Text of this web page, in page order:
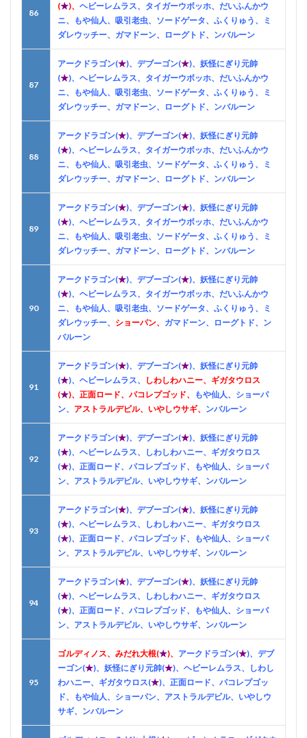
86
(★)、 ヘビーレムラス、タイガーウボッホ、だいふんかウ
ニ、もや仙人、吸引老虫、ソードゲータ、ふくりゅう、ミ
ダレウッチー、ガマドーン、ローグトド、ンバルーン
87
アークドラゴン(★)、デブーゴン(★)、妖怪にぎり元帥
(★)、ヘビーレムラス、タイガーウボッホ、だいふんかウ
ニ、もや仙人、吸引老虫、ソードゲータ、ふくりゅう、ミ
ダレウッチー、ガマドーン、ローグトド、ンバルーン
88
アークドラゴン(★)、デブーゴン(★)、妖怪にぎり元帥
(★)、ヘビーレムラス、タイガーウボッホ、だいふんかウ
ニ、もや仙人、吸引老虫、ソードゲータ、ふくりゅう、ミ
ダレウッチー、ガマドーン、ローグトド、ンバルーン
89
アークドラゴン(★)、デブーゴン(★)、妖怪にぎり元帥
(★)、ヘビーレムラス、タイガーウボッホ、だいふんかウ
ニ、もや仙人、吸引老虫、ソードゲータ、ふくりゅう、ミ
ダレウッチー、ガマドーン、ローグトド、ンバルーン
90
アークドラゴン(★)、デブーゴン(★)、妖怪にぎり元帥
(★)、ヘビーレムラス、タイガーウボッホ、だいふんかウ
ニ、もや仙人、吸引老虫、ソードゲータ、ふくりゅう、ミ
ダレウッチー、 ショーパン、 ガマドーン、ローグトド、ン
バルーン
91
アークドラゴン(★)、デブーゴン(★)、妖怪にぎり元帥
(★)、ヘビーレムラス、
しわしわハニー、ギガタウロス
(★)、正面ロード、パコレプゴッド、
もや仙人、ショーパ
ン、 アストラルデビル、いやしウサギ、 ンバルーン
92
アークドラゴン(★)、デブーゴン(★)、妖怪にぎり元帥
(★)、ヘビーレムラス、しわしわハニー、ギガタウロス
(★)、正面ロード、パコレプゴッド、もや仙人、ショーパ
ン、アストラルデビル、いやしウサギ、ンバルーン
93
アークドラゴン(★)、デブーゴン(★)、妖怪にぎり元帥
(★)、ヘビーレムラス、しわしわハニー、ギガタウロス
(★)、正面ロード、パコレプゴッド、もや仙人、ショーパ
ン、アストラルデビル、いやしウサギ、ンバルーン
94
アークドラゴン(★)、デブーゴン(★)、妖怪にぎり元帥
(★)、ヘビーレムラス、しわしわハニー、ギガタウロス
(★)、正面ロード、パコレプゴッド、もや仙人、ショーパ
ン、アストラルデビル、いやしウサギ、ンバルーン
95
ゴルディノス、みだれ大根(★)、 アークドラゴン(★)、デブ
ーゴン(★)、妖怪にぎり元帥(★)、ヘビーレムラス、しわし
わハニー、ギガタウロス(★)、正面ロード、パコレプゴッ
ド、もや仙人、ショーパン、アストラルデビル、いやしウ
サギ、ンバルーン